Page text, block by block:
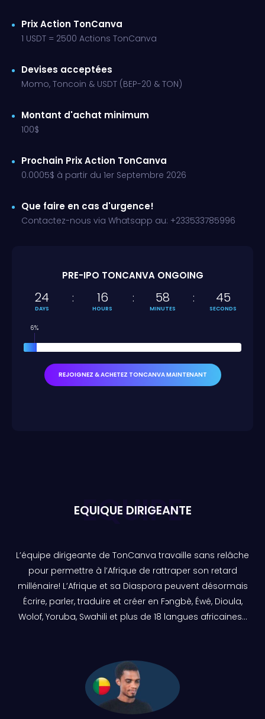
Prix Action TonCanva
1 USDT = 2500 Actions TonCanva
Devises acceptées
Momo, Toncoin & USDT (BEP-20 & TON)
Montant d'achat minimum
100$
Prochain Prix Action TonCanva
0.0005$ à partir du 1er Septembre 2026
Que faire en cas d'urgence!
Contactez-nous via Whatsapp au: +233533785996
PRE-IPO TONCANVA ONGOING
24
DAYS
16
HOURS
58
MINUTES
45
SECONDS
6%
REJOIGNEZ & ACHETEZ TONCANVA MAINTENANT
EQUIQUE DIRIGEANTE
EQUIPE
L’équipe dirigeante de TonCanva travaille sans relâche
pour permettre à l’Afrique de rattraper son retard
millénaire! L’Afrique et sa Diaspora peuvent désormais
Écrire, parler, traduire et créer en Fɔngbè, Éwé, Dioula,
Wolof, Yoruba, Swahili et plus de 18 langues africaines…